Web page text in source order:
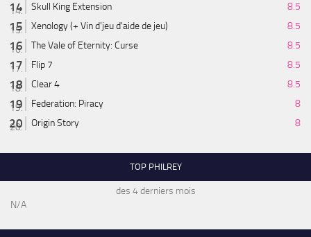
Skull King Extension
8.5
Xenology (+ Vin d'jeu d'aide de jeu)
8.5
The Vale of Eternity: Curse
8.5
Flip 7
8.5
Clear 4
8.5
Federation: Piracy
8
Origin Story
8
TOP PHILREY
des 4 derniers mois
N/A